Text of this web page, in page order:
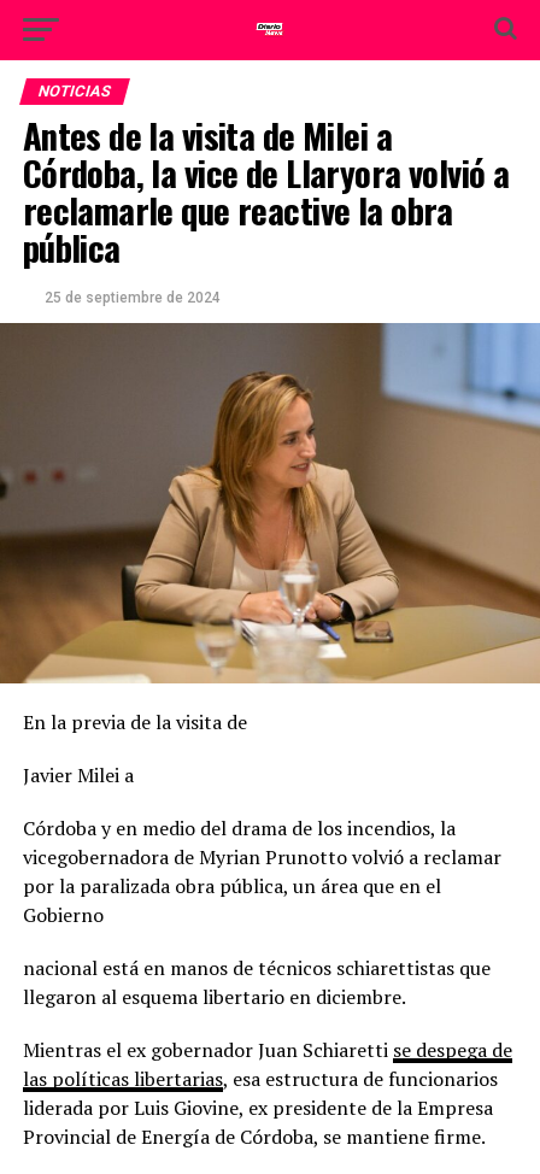
NOTICIAS
Antes de la visita de Milei a
Córdoba, la vice de Llaryora volvió a
reclamarle que reactive la obra
pública
25 de septiembre de 2024
En la previa de la visita de
Javier Milei a
Córdoba y en medio del drama de los incendios, la
vicegobernadora de Myrian Prunotto volvió a reclamar
por la paralizada obra pública, un área que en el
Gobierno
nacional está en manos de técnicos schiarettistas que
llegaron al esquema libertario en diciembre.
Mientras el ex gobernador Juan Schiaretti se despega de
las políticas libertarias, esa estructura de funcionarios
liderada por Luis Giovine, ex presidente de la Empresa
Provincial de Energía de Córdoba, se mantiene firme.